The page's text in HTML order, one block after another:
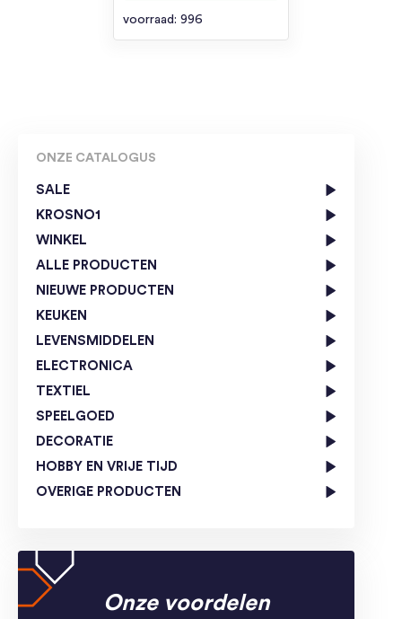
ONZE CATALOGUS
SALE
KROSNO1
WINKEL
ALLE PRODUCTEN
NIEUWE PRODUCTEN
KEUKEN
LEVENSMIDDELEN
ELECTRONICA
TEXTIEL
SPEELGOED
DECORATIE
HOBBY EN VRIJE TIJD
OVERIGE PRODUCTEN
Onze voordelen
voorraad: 996